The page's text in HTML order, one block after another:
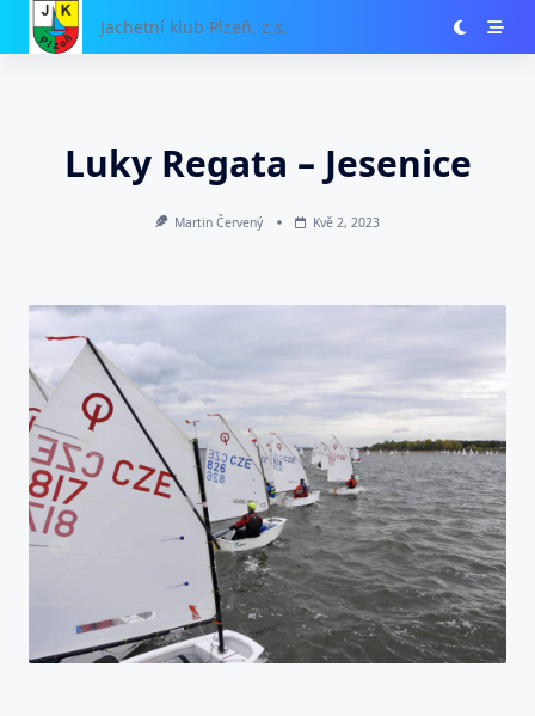
Jachetní klub Plzeň, z.s.
Luky Regata – Jesenice
Martin Červený Kvě 2, 2023